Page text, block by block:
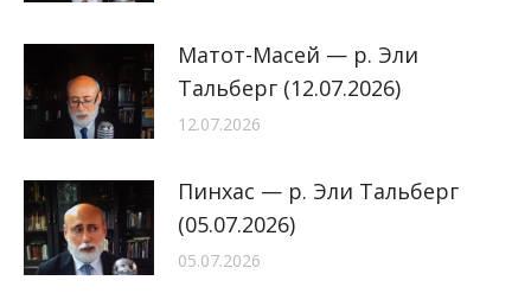
Матот-Масей — р. Эли
Тальберг (12.07.2026)
12.07.2026
Пинхас — р. Эли Тальберг
(05.07.2026)
05.07.2026